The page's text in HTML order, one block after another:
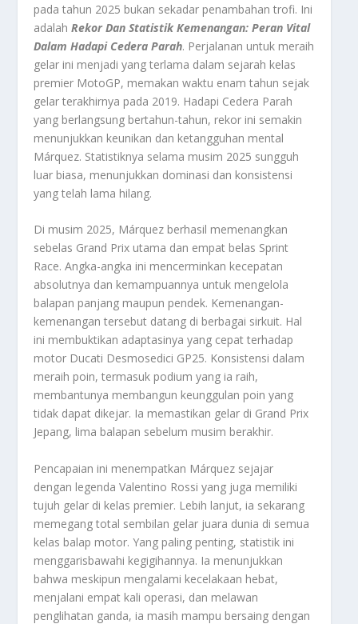
pada tahun 2025 bukan sekadar penambahan trofi. Ini
adalahRekor Dan Statistik Kemenangan: Peran Vital
Dalam Hadapi Cedera Parah. Perjalanan untuk meraih
gelar ini menjadi yang terlama dalam sejarah kelas
premier MotoGP, memakan waktu enam tahun sejak
gelar terakhirnya pada 2019. Hadapi Cedera Parah
yang berlangsung bertahun-tahun, rekor ini semakin
menunjukkan keunikan dan ketangguhan mental
Márquez. Statistiknya selama musim 2025 sungguh
luar biasa, menunjukkan dominasi dan konsistensi
yang telah lama hilang.
Di musim 2025, Márquez berhasil memenangkan
sebelas Grand Prix utama dan empat belas Sprint
Race. Angka-angka ini mencerminkan kecepatan
absolutnya dan kemampuannya untuk mengelola
balapan panjang maupun pendek. Kemenangan-
kemenangan tersebut datang di berbagai sirkuit. Hal
ini membuktikan adaptasinya yang cepat terhadap
motor Ducati Desmosedici GP25. Konsistensi dalam
meraih poin, termasuk podium yang ia raih,
membantunya membangun keunggulan poin yang
tidak dapat dikejar. Ia memastikan gelar di Grand Prix
Jepang, lima balapan sebelum musim berakhir.
Pencapaian ini menempatkan Márquez sejajar
dengan legenda Valentino Rossi yang juga memiliki
tujuh gelar di kelas premier. Lebih lanjut, ia sekarang
memegang total sembilan gelar juara dunia di semua
kelas balap motor. Yang paling penting, statistik ini
menggarisbawahi kegigihannya. Ia menunjukkan
bahwa meskipun mengalami kecelakaan hebat,
menjalani empat kali operasi, dan melawan
penglihatan ganda, ia masih mampu bersaing dengan